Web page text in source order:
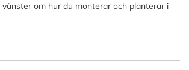
om hur du monterar och planterar i